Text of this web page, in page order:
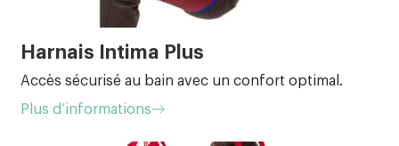
Harnais Intima Plus
Accès sécurisé au bain avec un confort optimal.
Plus d’informations